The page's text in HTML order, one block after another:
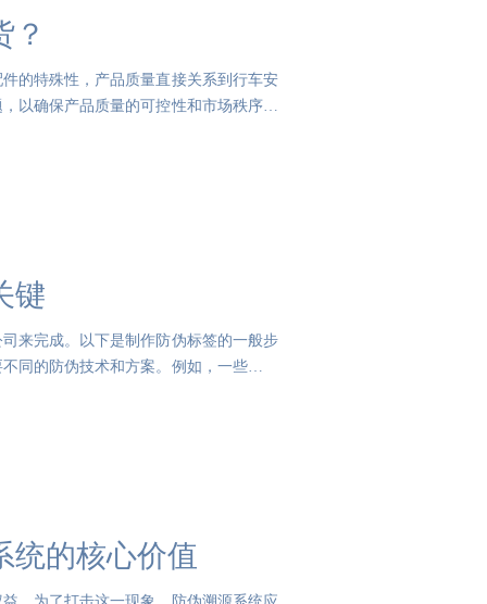
？
的特殊性，产品质量直接关系到行车安
以确保产品质量的可控性和市场秩序的
键
来完成。以下是制作防伪标签的一般步
同的防伪技术和方案。例如，一些高端
统的核心价值